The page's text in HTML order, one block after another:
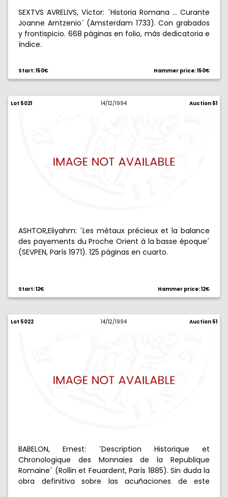
SEXTVS AVRELIVS, Víctor: ´Historia Romana ... Curante
Joanne Arntzenio´ (Amsterdam 1733). Con grabados
y frontispicio. 668 páginas en folio, más dedicatoria e
índice.
Start: 150€ Hammer price: 150€
Lot 5021 14/12/1994 Auction 51
ASHTOR,Eliyahm: ´Les métaux précieux et la balance
des payements du Proche Orient à la basse époque´
(SEVPEN, París 1971). 125 páginas en cuarto.
Start: 12€ Hammer price: 12€
Lot 5022 14/12/1994 Auction 51
BABELON, Ernest: ´Description Historique et
Chronologique des Monnaies de la Republique
Romaine´ (Rollin et Feuardent, París 1885). Sin duda la
obra definitiva sobre las acuñaciones de este